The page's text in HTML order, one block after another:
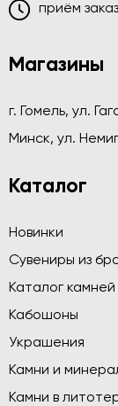
приём
Магазины
г. Гомель, ул.
Минск, ул.
Каталог
Новинки
Сувениры из
Каталог камней
Кабошоны
Украшения
Камни и
Камни в